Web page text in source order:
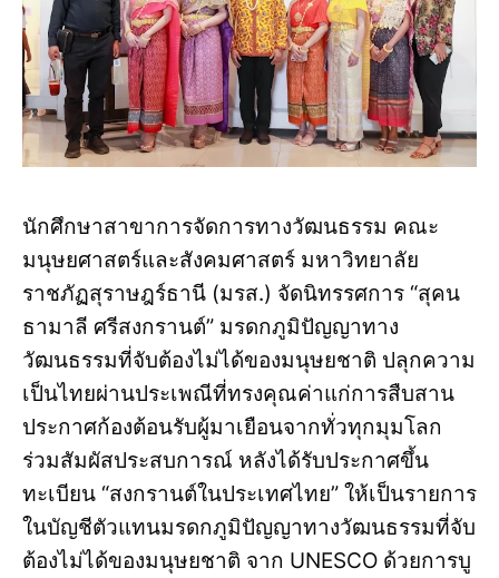
นักศึกษาสาขาการจัดการทางวัฒนธรรม คณะ
มนุษยศาสตร์และสังคมศาสตร์ มหาวิทยาลัย
ราชภัฏสุราษฎร์ธานี (มรส.) จัดนิทรรศการ “สุคน
ธามาลี ศรีสงกรานต์” มรดกภูมิปัญญาทาง
วัฒนธรรมที่จับต้องไม่ได้ของมนุษยชาติ ปลุกความ
เป็นไทยผ่านประเพณีที่ทรงคุณค่าแก่การสืบสาน
ประกาศก้องต้อนรับผู้มาเยือนจากทั่วทุกมุมโลก
ร่วมสัมผัสประสบการณ์ หลังได้รับประกาศขึ้น
ทะเบียน “สงกรานต์ในประเทศไทย” ให้เป็นรายการ
ในบัญชีตัวแทนมรดกภูมิปัญญาทางวัฒนธรรมที่จับ
ต้องไม่ได้ของมนุษยชาติ จาก UNESCO ด้วยการบู